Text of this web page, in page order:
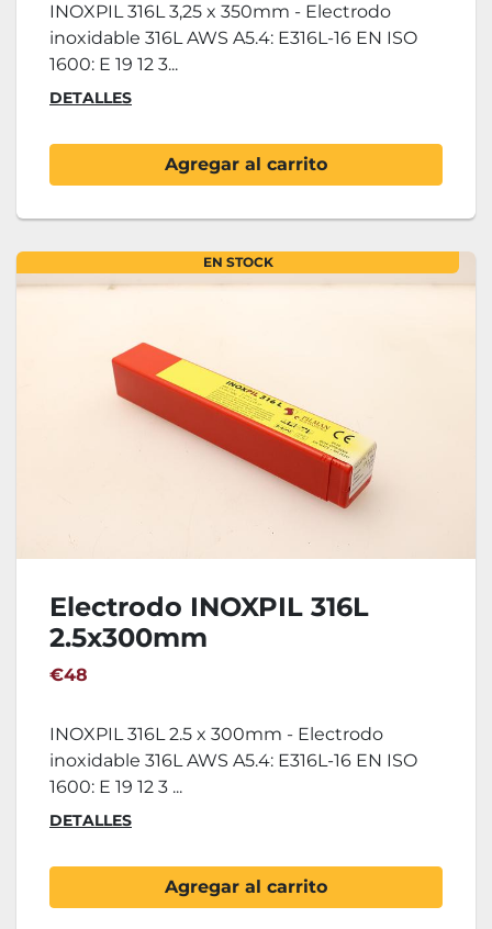
INOXPIL 316L 3,25 x 350mm - Electrodo
inoxidable 316L AWS A5.4: E316L-16 EN ISO
1600: E 19 12 3...
DETALLES
Agregar al carrito
EN STOCK
Electrodo INOXPIL 316L
2.5x300mm
€48
INOXPIL 316L 2.5 x 300mm - Electrodo
inoxidable 316L AWS A5.4: E316L-16 EN ISO
1600: E 19 12 3 ...
DETALLES
Agregar al carrito